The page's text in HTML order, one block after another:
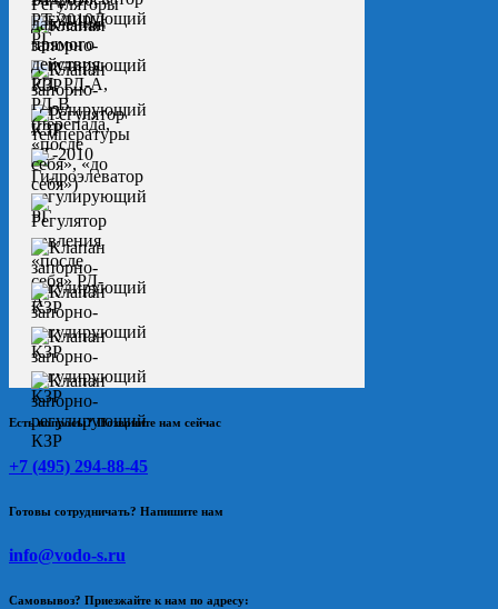
Есть вопросы? Позвоните нам сейчас
+7 (495) 294-88-45
Готовы сотрудничать? Напишите нам
info@vodo-s.ru
Самовывоз? Приезжайте к нам по адресу: